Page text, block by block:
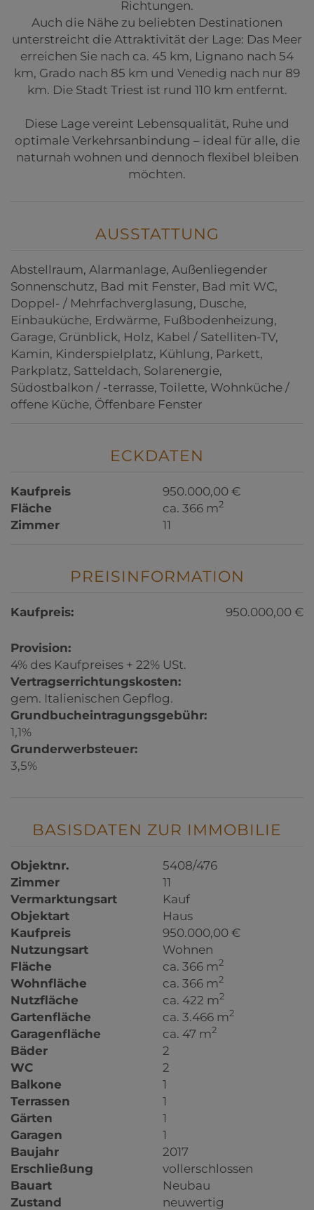
Richtungen.
Auch die Nähe zu beliebten Destinationen
unterstreicht die Attraktivität der Lage: Das Meer
erreichen Sie nach ca. 45 km, Lignano nach 54
km, Grado nach 85 km und Venedig nach nur 89
km. Die Stadt Triest ist rund 110 km entfernt.
Diese Lage vereint Lebensqualität, Ruhe und
optimale Verkehrsanbindung – ideal für alle, die
naturnah wohnen und dennoch flexibel bleiben
möchten.
AUSSTATTUNG
Abstellraum Alarmanlage Außenliegender
Sonnenschutz Bad mit Fenster Bad mit WC
Doppel- / Mehrfachverglasung Dusche
Einbauküche Erdwärme Fußbodenheizung
Garage Grünblick Holz Kabel / Satelliten-TV
Kamin Kinderspielplatz Kühlung Parkett
Parkplatz Satteldach Solarenergie
Südostbalkon / -terrasse Toilette Wohnküche /
offene Küche Öffenbare Fenster
ECKDATEN
Kaufpreis
950.000,00 €
Fläche
ca. 366 m2
Zimmer 11
PREISINFORMATION
Kaufpreis: 950.000,00 €
Provision:
4% des Kaufpreises + 22% USt.
Vertragserrichtungskosten:
gem. Italienischen Gepflog.
Grundbucheintragungsgebühr:
1,1%
Grunderwerbsteuer:
3,5%
BASISDATEN ZUR IMMOBILIE
Objektnr.
5408/476
Zimmer
11
Vermarktungsart
Kauf
Objektart
Haus
Kaufpreis
950.000,00 €
Nutzungsart
Wohnen
Fläche
ca. 366 m2
Wohnfläche ca. 366 m2
Nutzfläche ca. 422 m2
Gartenfläche ca. 3.466 m2
Garagenfläche ca. 47 m2
Bäder
2
WC
2
Balkone
1
Terrassen
1
Gärten
1
Garagen
1
Baujahr
2017
Erschließung
vollerschlossen
Bauart
Neubau
Zustand
neuwertig